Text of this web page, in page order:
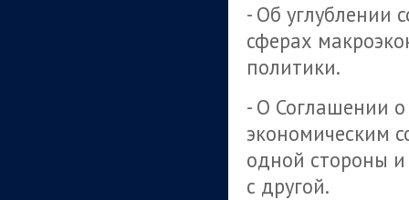
- Об углублении
сферах
политики.
- О Соглашении
экономическим
одной стороны и
с другой.